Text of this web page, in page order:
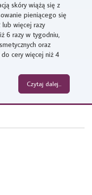
skóry wiążą się z
pieniącego się
lub więcej razy
6 razy w tygodniu,
oraz
do cery więcej niż 4
Czytaj dalej...